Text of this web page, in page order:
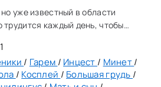
уже известный в области
трудится каждый день, чтобы
дело его умершего отца,
/ Гарем / Инцест / Минет/
/ Косплей / Большая грудь /